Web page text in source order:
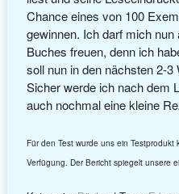
Chance eines von 100
gewinnen. Ich darf mich
Buches freuen, denn ich
soll nun in den nächsten 2-
Sicher werde ich nach dem
auch nochmal eine kleine
Für den Test wurde uns ein
Verfügung. Der Bericht spiegelt unsere